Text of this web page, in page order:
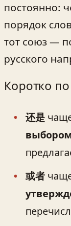
постоянно:
порядок
тот союз —
русского
Коротко
还是
或者